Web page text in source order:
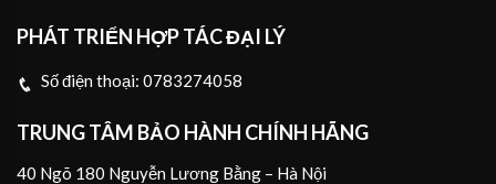
PHÁT TRIỂN HỢP TÁC ĐẠI LÝ
Số điện thoại: 0783274058
TRUNG TÂM BẢO HÀNH CHÍNH HÃNG
40 Ngõ 180 Nguyễn Lương Bằng – Hà Nội